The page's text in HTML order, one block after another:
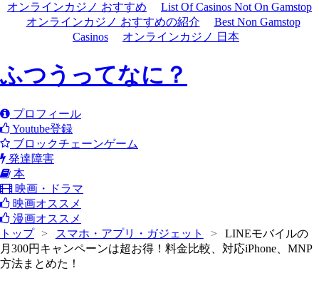
オンラインカジノ おすすめ
List Of Casinos Not On Gamstop
オンラインカジノ おすすめの紹介
Best Non Gamstop
Casinos
オンラインカジノ 日本
ふつうってなに？
プロフィール
Youtube登録
ブロックチェーンゲーム
発達障害
本
映画・ドラマ
映画オススメ
漫画オススメ
トップ
> スマホ・アプリ・ガジェット >
LINEモバイルの
月300円キャンペーンは超お得！料金比較、対応iPhone、MNP
方法まとめた！